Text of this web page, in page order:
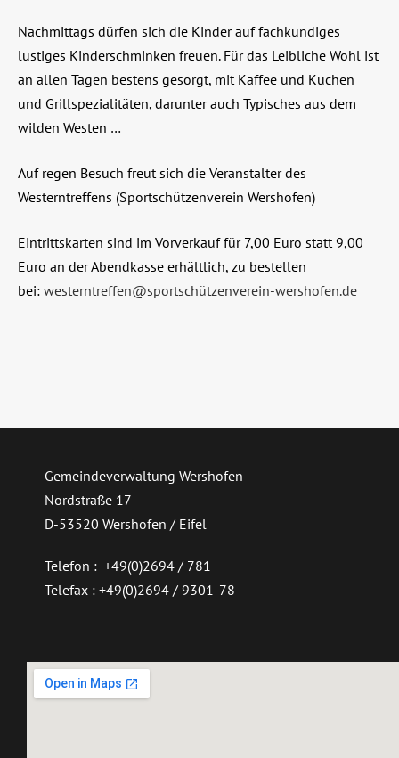
Nachmittags dürfen sich die Kinder auf fachkundiges
lustiges Kinderschminken freuen. Für das Leibliche Wohl ist
an allen Tagen bestens gesorgt, mit Kaffee und Kuchen
und Grillspezialitäten, darunter auch Typisches aus dem
wilden Westen …
Auf regen Besuch freut sich die Veranstalter des
Westerntreffens (Sportschützenverein Wershofen)
Eintrittskarten sind im Vorverkauf für 7,00 Euro statt 9,00
Euro an der Abendkasse erhältlich, zu bestellen
bei: westerntreffen@sportschützenverein-wershofen.de
Gemeindeverwaltung Wershofen
Nordstraße 17
D-53520 Wershofen / Eifel
Telefon : +49(0)2694 / 781
Telefax : +49(0)2694 / 9301-78